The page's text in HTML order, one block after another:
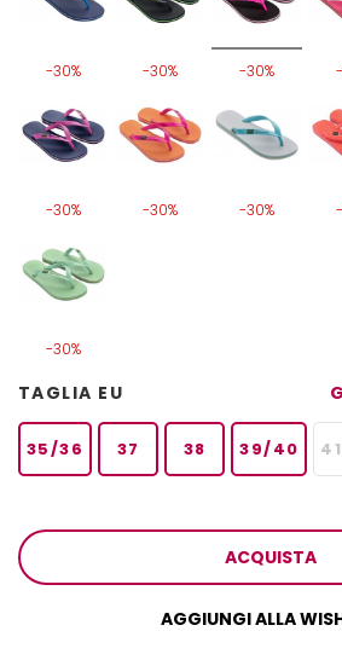
-30% -30% -30%
-30% -30% -30%
-30%
TAGLIA EU
35/36 37 38 39/40
ACQUISTA
AGGIUNGI ALLA